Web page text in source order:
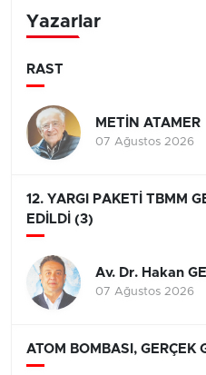
Yazarlar
RAST
METİN ATAMER
07 Ağustos 2026
12. YARGI PAKETİ TBMM
EDİLDİ (3)
Av. Dr. Hakan
07 Ağustos 2026
ATOM BOMBASI, GERÇEK